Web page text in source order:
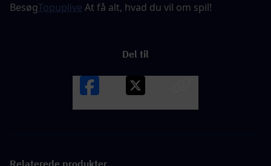
BesøgTopuplive At få alt, hvad du vil om spil!
Del til